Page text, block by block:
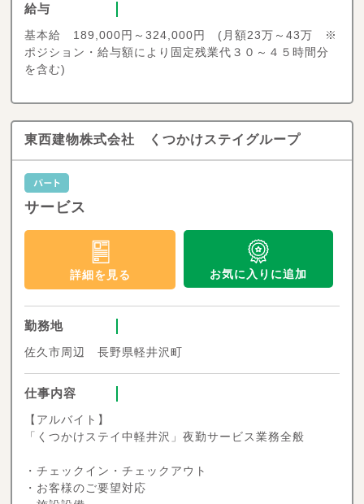
給与
基本給 189,000円～324,000円 (月額23万～43万 ※
ポジション・給与額により固定残業代３０～４５時間分
を含む)
東西建物株式会社 くつかけステイグループ
サービス
詳細を見る お気に入りに追加
勤務地
佐久市周辺 長野県軽井沢町
仕事内容
【アルバイト】
「くつかけステイ中軽井沢」夜勤サービス業務全般
・チェックイン・チェックアウト
・お客様のご要望対応